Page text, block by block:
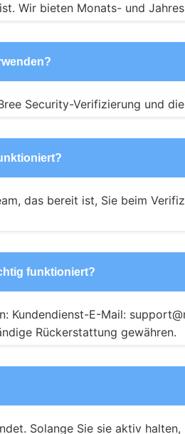
Wir bieten Monats- und
Security-Verifizierung und
das bereit ist, Sie beim
funktioniert?
Kundendienst-E-Mail:
Rückerstattung gewähren.
Solange Sie sie aktiv